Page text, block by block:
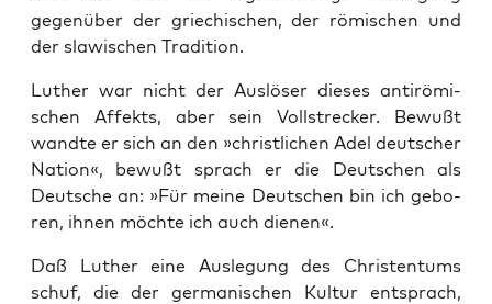
gegen­über der grie­chi­schen, der römi­schen und
der sla­wi­schen Tradition.
Luther war nicht der Aus­lö­ser die­ses anti­rö­mi­
schen Affekts, aber sein Voll­stre­cker. Bewußt
wand­te er sich an den »christ­li­chen Adel deut­scher
Nati­on«, bewußt sprach er die Deut­schen als
Deut­sche an: »Für mei­ne Deut­schen bin ich gebo­
ren, ihnen möch­te ich auch dienen«.
Daß Luther eine Aus­le­gung des Chris­ten­tums
schuf, die der ger­ma­ni­schen Kul­tur ent­sprach,